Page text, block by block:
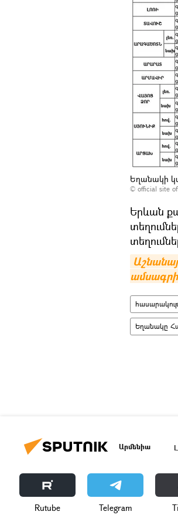
Եղանակի
© official site
Երևան
ամսագրի
Եղանակը
Արմենիա
Rutube Telegram